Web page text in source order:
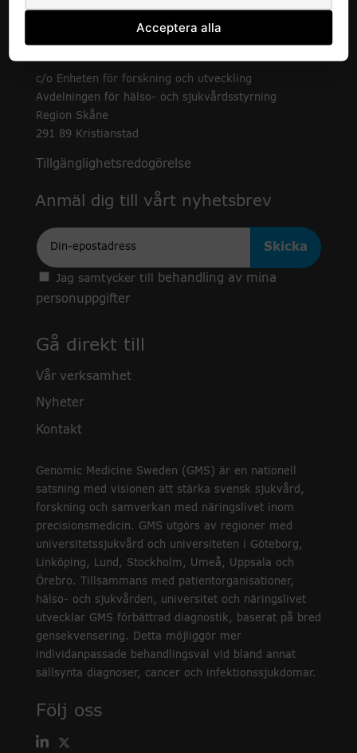
c/o Enheten för forskning och utveckling
Avdelningen för hälso- och sjukvårdsstyrning
Region Skåne
291 89 Kristianstad
Tillgänglighetsredogörelse
Anmäl dig till vårt nyhetsbrev
Epost
Jag samtycker till
behandling av mina
personuppgifter
Gå direkt till
Vår verksamhet
Nyheter
Kontakt
Genomic Medicine Sweden (GMS) är en nationell
satsning med visionen att stärka svensk sjukvård,
forskning och samverkan med näringslivet inom
precisionsmedicin. GMS utgörs av regioner med
universitetssjukvård och universiteten i Göteborg,
Linköping, Lund, Stockholm, Umeå, Uppsala och
Örebro. Tillsammans med patientorganisationer,
hälso- och sjukvården, universitet och näringslivet
utvecklar GMS förbättrad diagnostik, baserat på bred
gensekvensering. Detta möjliggör mer
individanpassade behandlingsval vid bland annat
sällsynta diagnoser, cancer och infektionssjukdomar.
Följ oss
Acceptera alla